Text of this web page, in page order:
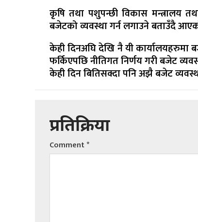
कृषि तथा पशुपन्छी विकास मन्त्रालय
बजेटको व्यवस्था गर्न लगाउने बताउँदै
केही दिनअघि देखि नै यी कार्यालयहरुमा
फर्किएपछि नीतिगत निर्णय गरी बजेट
केही दिन बितिसक्दा पनि अझै बजेट
प्रतिक्रिया
Comment*